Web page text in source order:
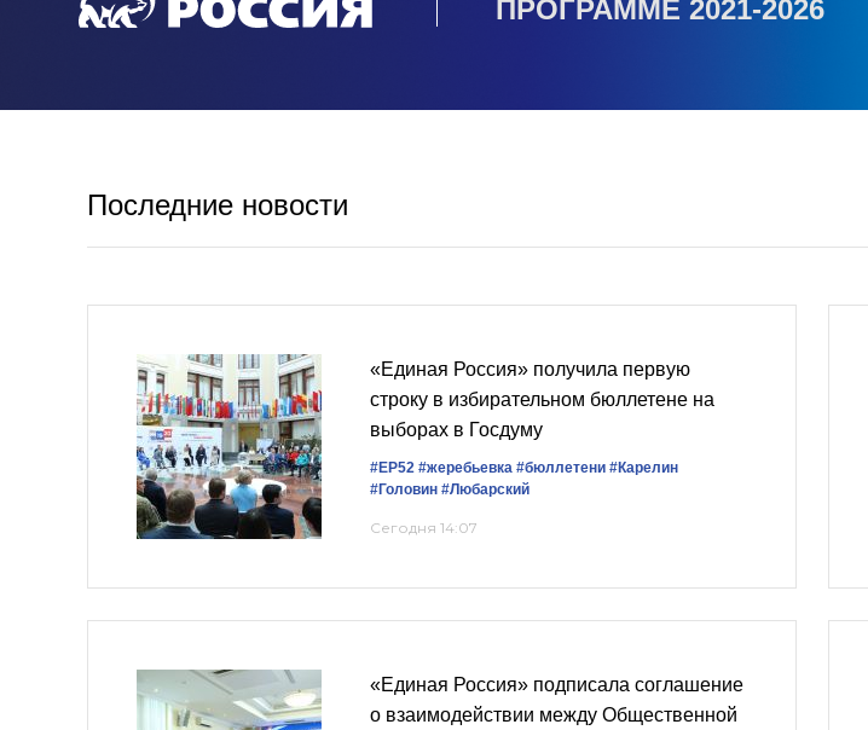
ПРОГРАММЕ 2021-2026
Последние новости
«Единая Россия» получила первую
строку в избирательном бюллетене на
выборах в Госдуму
#ЕР52 #жеребьевка #бюллетени #Карелин
#Головин #Любарский
Сегодня 14:07
«Единая Россия» подписала соглашение
о взаимодействии между Общественной